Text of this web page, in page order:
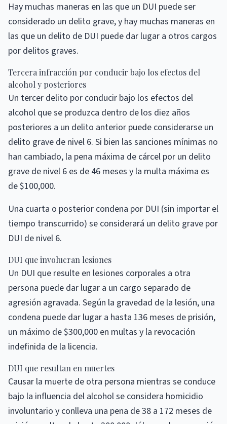
Hay muchas maneras en las que un DUI puede ser
considerado un delito grave, y hay muchas maneras en
las que un delito de DUI puede dar lugar a otros cargos
por delitos graves.
Tercera infracción por conducir bajo los efectos del
alcohol y posteriores
Un tercer delito por conducir bajo los efectos del
alcohol que se produzca dentro de los diez años
posteriores a un delito anterior puede considerarse un
delito grave de nivel 6. Si bien las sanciones mínimas no
han cambiado, la pena máxima de cárcel por un delito
grave de nivel 6 es de 46 meses y la multa máxima es
de $100,000.
Una cuarta o posterior condena por DUI (sin importar el
tiempo transcurrido) se considerará un delito grave por
DUI de nivel 6.
DUI que involucran lesiones
Un DUI que resulte en lesiones corporales a otra
persona puede dar lugar a un cargo separado de
agresión agravada. Según la gravedad de la lesión, una
condena puede dar lugar a hasta 136 meses de prisión,
un máximo de $300,000 en multas y la revocación
indefinida de la licencia.
DUI que resultan en muertes
Causar la muerte de otra persona mientras se conduce
bajo la influencia del alcohol se considera homicidio
involuntario y conlleva una pena de 38 a 172 meses de